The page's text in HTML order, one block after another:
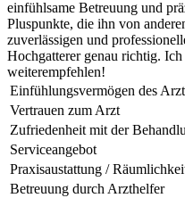
einfühlsame Betreuung und
Pluspunkte, die ihn von
zuverlässigen und
Hochgatterer genau richtig.
weiterempfehlen!
Einfühlungsvermögen des
Vertrauen zum Arzt
Zufriedenheit mit der
Serviceangebot
Praxisaustattung /
Betreuung durch Arzthelfer